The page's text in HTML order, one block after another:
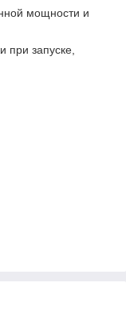
мощности и
при запуске,